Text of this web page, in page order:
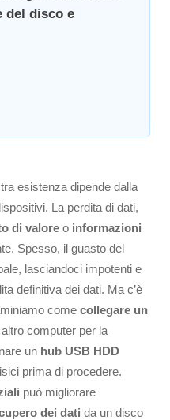
del disco e
esistenza dipende dalla
La perdita di dati,
di valore o informazioni
Spesso, il guasto del
lasciandoci impotenti e
definitiva dei dati. Ma c’è
come collegare un
computer per la
un hub USB HDD
prima di procedere.
può migliorare
dei dati da un disco